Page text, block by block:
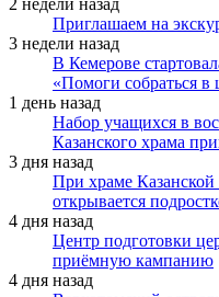
Приглашаем на
3 недели назад
В Кемерове
«Помоги собраться в
1 день назад
Набор учащихся в
Казанского храма
3 дня назад
При храме
открывается
4 дня назад
Центр подготовки
приёмную кампанию
4 дня назад